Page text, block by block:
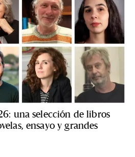
una selección de libros
ensayo y grandes